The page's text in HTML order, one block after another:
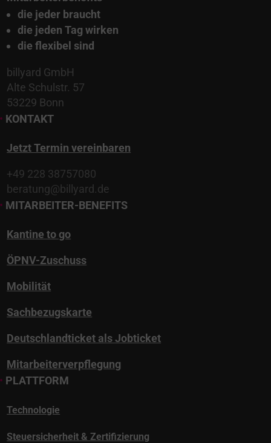
die jeder braucht
die jeden Tag wirken
die flexibel sind
billyard GmbH
Alte Schulstr. 57
53229 Bonn
• KONTAKT
Jetzt Termin vereinbaren
+49 228 38757080
beratung@billyard.de
• MITARBEITER-BENEFITS
Kantine to go
ÖPNV-Zuschuss
Mobilität
Sachbezugskarte
Deutschlandticket als Jobticket
Mitarbeiterverpflegung
• PLATTFORM
Technologie
Steuersicherheit & Zertifizierung